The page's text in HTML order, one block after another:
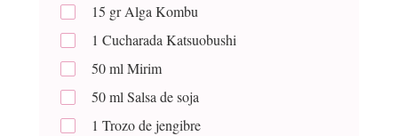
15 grAlga Kombu
1 Cucharada Katsuobushi
50ml Mirim
50ml Salsa de soja
1 Trozo de jengibre